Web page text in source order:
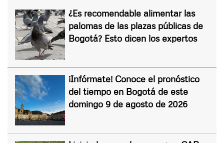
¿Es recomendable alimentar las
palomas de las plazas públicas de
Bogotá? Esto dicen los expertos
¡Infórmate! Conoce el pronóstico
del tiempo en Bogotá de este
domingo 9 de agosto de 2026